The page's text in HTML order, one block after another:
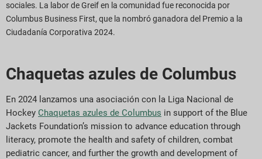
sociales. La labor de Greif en la comunidad fue reconocida por
Columbus Business First, que la nombró ganadora del Premio a la
Ciudadanía Corporativa 2024.
Chaquetas azules de Columbus
En 2024 lanzamos una asociación con la Liga Nacional de
Hockey Chaquetas azules de Columbus in support of the Blue
Jackets Foundation’s mission to advance education through
literacy, promote the health and safety of children, combat
pediatric cancer, and further the growth and development of